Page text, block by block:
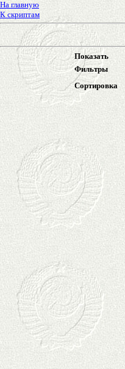
На главную
К скриптам
Показать
Фильтры
Сортировка